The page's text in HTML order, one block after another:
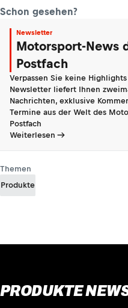
Schon gesehen?
Newsletter
Motorsport-News
Postfach
Verpassen Sie keine
Newsletter liefert Ihnen
Nachrichten, exklusive
Termine aus der Welt des
Postfach
Weiterlesen
Themen
Produkte
PRODUKTE